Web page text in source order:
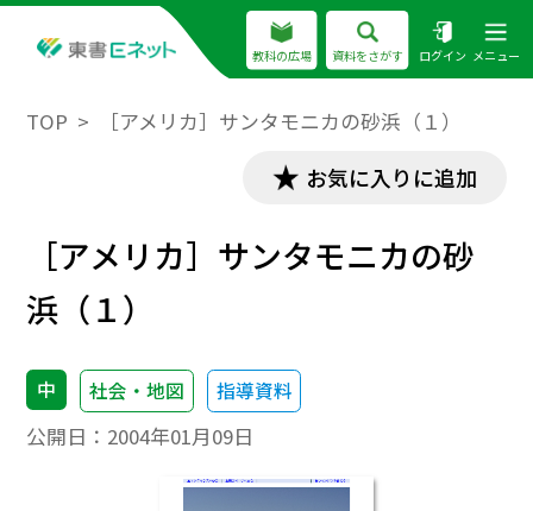
教科の広場 資料をさがす ログイン メニュー
TOP ［アメリカ］サンタモニカの砂浜（１）
お気に入りに追加
［アメリカ］サンタモニカの砂
浜（１）
中 社会・地図 指導資料
公開日： 2004年01月09日